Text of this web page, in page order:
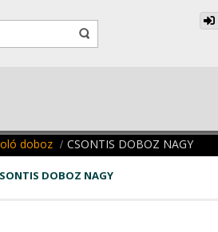
doboz CSONTIS DOBOZ NAGY
DOBOZ NAGY